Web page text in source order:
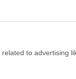
to advertising